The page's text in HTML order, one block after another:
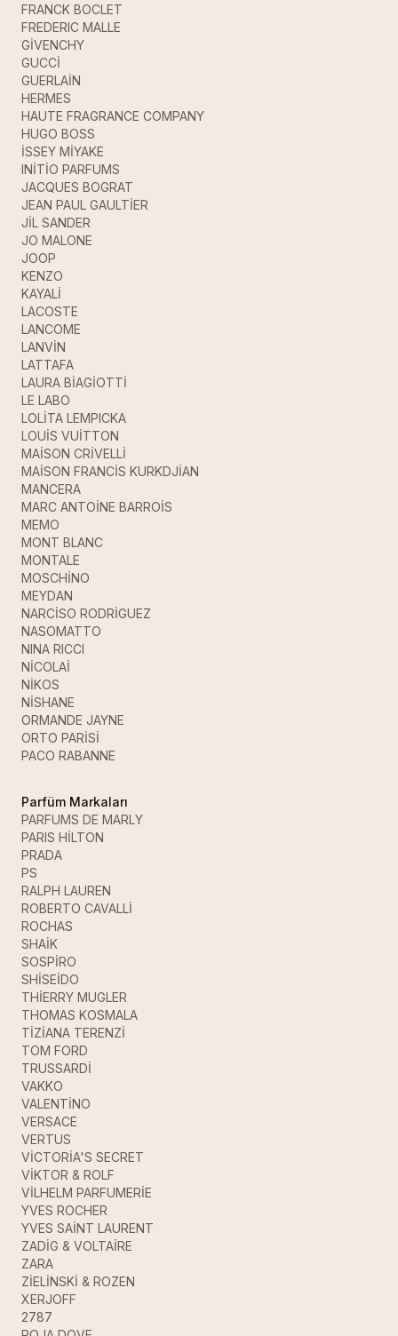
FRANCK BOCLET
FREDERIC MALLE
GİVENCHY
GUCCİ
GUERLAİN
HERMES
HAUTE FRAGRANCE COMPANY
HUGO BOSS
İSSEY MİYAKE
INİTİO PARFUMS
JACQUES BOGRAT
JEAN PAUL GAULTİER
JİL SANDER
JO MALONE
JOOP
KENZO
KAYALİ
LACOSTE
LANCOME
LANVİN
LATTAFA
LAURA BİAGİOTTİ
LE LABO
LOLİTA LEMPICKA
LOUİS VUİTTON
MAİSON CRİVELLİ
MAİSON FRANCİS KURKDJİAN
MANCERA
MARC ANTOİNE BARROİS
MEMO
MONT BLANC
MONTALE
MOSCHİNO
MEYDAN
NARCİSO RODRİGUEZ
NASOMATTO
NINA RICCI
NİCOLAİ
NİKOS
NİSHANE
ORMANDE JAYNE
ORTO PARİSİ
PACO RABANNE
Parfüm Markaları
PARFUMS DE MARLY
PARIS HİLTON
PRADA
PS
RALPH LAUREN
ROBERTO CAVALLİ
ROCHAS
SHAİK
SOSPİRO
SHİSEİDO
THİERRY MUGLER
THOMAS KOSMALA
TİZİANA TERENZİ
TOM FORD
TRUSSARDİ
VAKKO
VALENTİNO
VERSACE
VERTUS
VİCTORİA'S SECRET
VİKTOR & ROLF
VİLHELM PARFUMERİE
YVES ROCHER
YVES SAİNT LAURENT
ZADİG & VOLTAİRE
ZARA
ZİELİNSKİ & ROZEN
XERJOFF
2787